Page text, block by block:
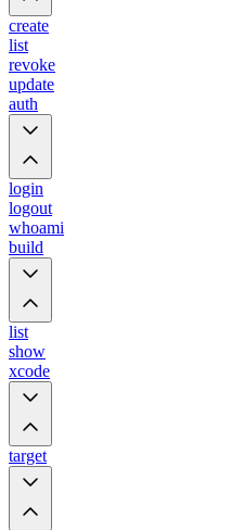
create
list
revoke
update
auth
login
logout
whoami
build
list
show
xcode
target